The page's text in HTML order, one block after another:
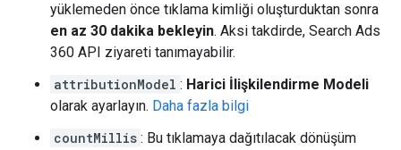
yüklemeden önce tıklama kimliği oluşturduktan sonra
en az 30 dakika bekleyin. Aksi takdirde, Search Ads
360 API ziyareti tanımayabilir.
attributionModel : Harici İlişkilendirme Modeli
olarak ayarlayın. Daha fazla bilgi
countMillis : Bu tıklamaya dağıtılacak dönüşüm